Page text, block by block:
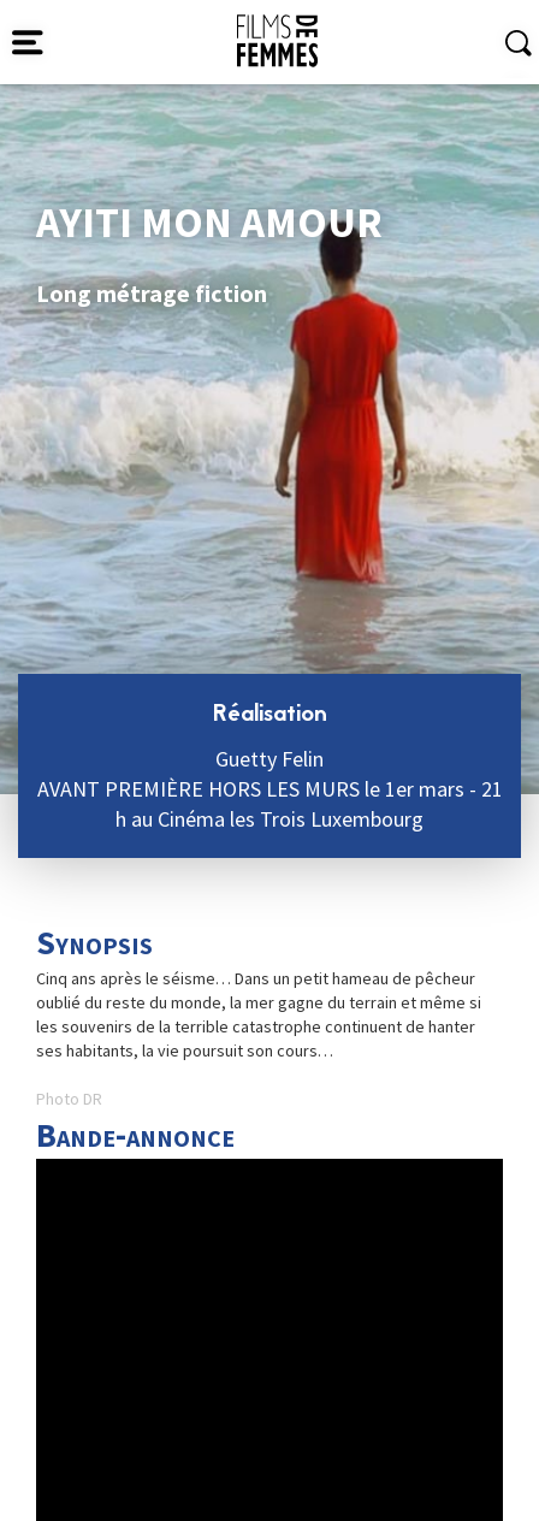
AYITI MON AMOUR
Long métrage fiction
Réalisation
Guetty Felin
AVANT PREMIÈRE HORS LES MURS le 1er mars - 21
h au Cinéma les Trois Luxembourg
Synopsis
Cinq ans après le séisme… Dans un petit hameau de pêcheur
oublié du reste du monde, la mer gagne du terrain et même si
les souvenirs de la terrible catastrophe continuent de hanter
ses habitants, la vie poursuit son cours…
Photo DR
Bande-annonce